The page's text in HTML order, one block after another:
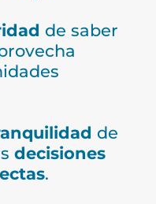
de saber
de
decisiones
.